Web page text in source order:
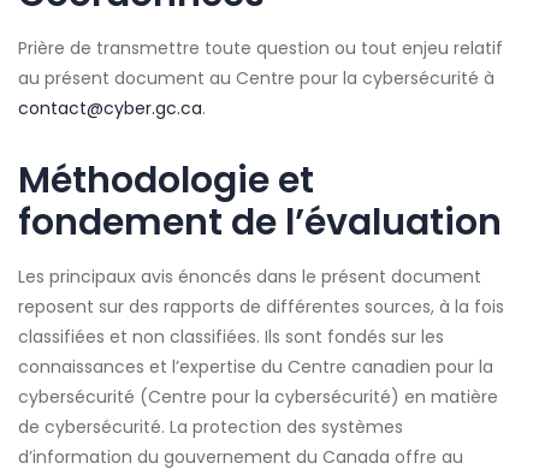
Prière de transmettre toute question ou tout enjeu relatif
au présent document au Centre pour la cybersécurité à
contact@cyber.gc.ca.
Méthodologie et
fondement de l’évaluation
Les principaux avis énoncés dans le présent document
reposent sur des rapports de différentes sources, à la fois
classifiées et non classifiées. Ils sont fondés sur les
connaissances et l’expertise du Centre canadien pour la
cybersécurité (Centre pour la cybersécurité) en matière
de cybersécurité. La protection des systèmes
d’information du gouvernement du Canada offre au